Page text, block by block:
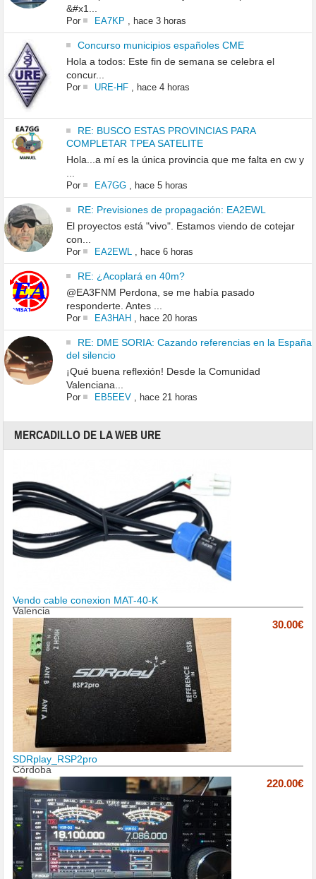
&#x1...
Por EA7KP hace 3 horas
Concurso municipios españoles CME
Hola a todos: Este fin de semana se celebra el
concur...
Por URE-HF, hace 4 horas
RE: BUSCO ESTAS PROVINCIAS PARA
COMPLETAR TPEA SATELITE
Hola...a mí es la única provincia que me falta en cw y
Por EA7GG, hace 5 horas
RE: Previsiones de propagación: EA2EWL
El proyectos está "vivo". Estamos viendo de cotejar
con...
Por EA2EWL, hace 6 horas
RE: ¿Acoplará en 40m?
@EA3FNM Perdona, se me había pasado
responderte. Antes ...
Por EA3HAH , hace 20 horas
RE: DME SORIA: Cazando referencias en la España
del silencio
¡Qué buena reflexión! Desde la Comunidad
Valenciana...
Por EB5EEV, hace 21 horas
MERCADILLO DE LA WEB URE
Vendo cable conexion MAT-40-K
Valencia
30.00€
SDRplay_RSP2pro
Córdoba
220.00€